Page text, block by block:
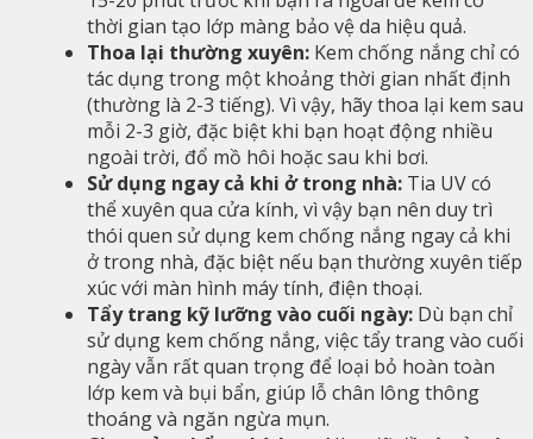
thời gian tạo lớp màng bảo vệ da hiệu quả.
Thoa lại thường xuyên: Kem chống nắng chỉ có
tác dụng trong một khoảng thời gian nhất định
(thường là 2-3 tiếng). Vì vậy, hãy thoa lại kem sau
mỗi 2-3 giờ, đặc biệt khi bạn hoạt động nhiều
ngoài trời, đổ mồ hôi hoặc sau khi bơi.
Sử dụng ngay cả khi ở trong nhà: Tia UV có
thể xuyên qua cửa kính, vì vậy bạn nên duy trì
thói quen sử dụng kem chống nắng ngay cả khi
ở trong nhà, đặc biệt nếu bạn thường xuyên tiếp
xúc với màn hình máy tính, điện thoại.
Tẩy trang kỹ lưỡng vào cuối ngày: Dù bạn chỉ
sử dụng kem chống nắng, việc tẩy trang vào cuối
ngày vẫn rất quan trọng để loại bỏ hoàn toàn
lớp kem và bụi bẩn, giúp lỗ chân lông thông
thoáng và ngăn ngừa mụn.